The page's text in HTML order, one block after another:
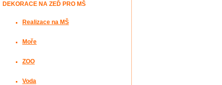
DEKORACE NA ZEĎ PRO MŠ
Realizace na MŠ
Moře
ZOO
Voda